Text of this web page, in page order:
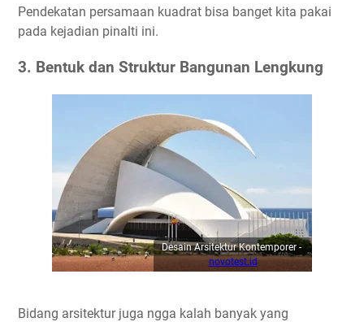
Pendekatan persamaan kuadrat bisa banget kita pakai
pada kejadian pinalti ini.
3. Bentuk dan Struktur Bangunan Lengkung
Desain Arsitektur Kontemporer -
novotest.id
Bidang arsitektur juga ngga kalah banyak yang